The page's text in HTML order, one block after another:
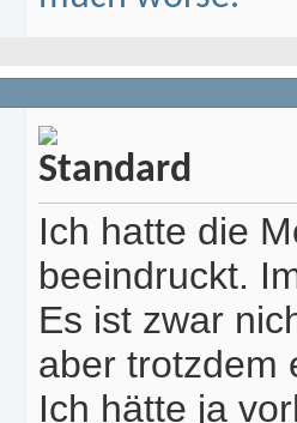
Ich hatte die
beeindruckt.
Es ist zwar
aber trotzdem
Ich hätte ja